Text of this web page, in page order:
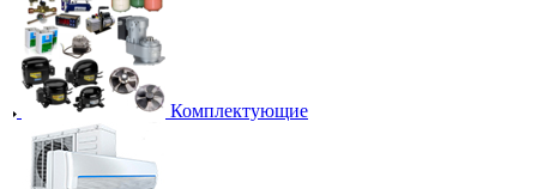
Комплектующие